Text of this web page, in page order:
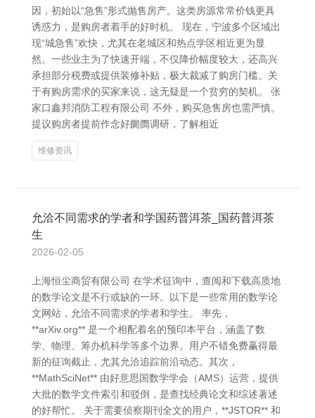
因，初始以“急售”形式抛售房产。这类房源常常价钱更具
诱惑力，是购房者着手的好时机。 现在，宁波多个区域出
现“城急售”欢快，尤其在老城区和热点学区相近更为显
然。一些业主为了快速开端，不仅降价幅度较大，还高兴
承担部分税费或提供装修补贴，极大裁减了购房门槛。关
于有购房需求的买家来说，这无疑是一个贫穷的契机。 张
家口鑫邦消防工程有限公司 不外，购买急售房也需严慎。
提议购房者提前作念好阛阓调研，了解相近
维修资讯
允洽不同需求的学者和学国药普洱茶_国药普洱茶
生
2026-02-05
上海恒尘商贸有限公司 在学术征询中，查阅和下载高质地
的数学论文是不行或缺的一环。以下是一些常用的数学论
文网站，允洽不同需求的学者和学生。 率先，
**arXiv.org** 是一个相配着名的预印本平台，涵盖了数
学、物理、筹办机科学等多个边界。用户不错免费赢得最
新的征询截止，尤其允洽追踪前沿动态。其次，
**MathSciNet** 由好意思国数学学会（AMS）运营，提供
大批的数学文件索引和驳倒，是查找经典论文和综述著述
的好帮忙。 关于需要侦察期刊全文的用户，**JSTOR** 和